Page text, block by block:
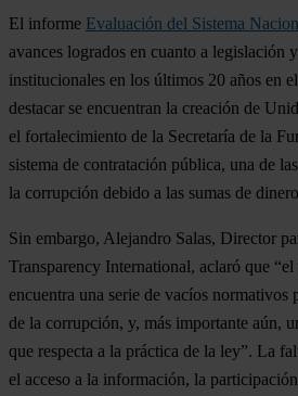
El informe Evaluación del Sistema
avances logrados en cuanto a legislación
institucionales en los últimos 20 años en
destacar se encuentran la creación de
el fortalecimiento de la Secretaría de la
sistema de contratación pública, una de
la corrupción debido a las sumas de
Sin embargo, Alejandro Salas, Director
Transparency International, aclaró que
encuentra una serie de vacíos normativos
de la corrupción, y, más importante aún,
que respecta a la práctica de la ley”. La
el acceso a la información, la